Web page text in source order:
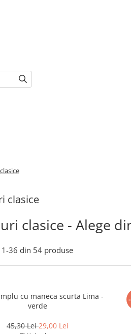
clasice
clasice - Alege
1-36 din 54 produse
cu maneca scurta Lima -
verde
45,30 Lei29,00 Lei